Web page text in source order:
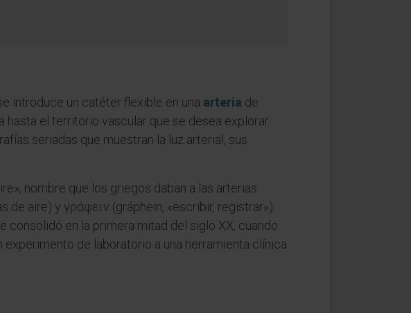
introduce un catéter flexible en una arteria de
hasta el territorio vascular que se desea explorar.
seriadas que muestran la luz arterial, sus
nombre que los griegos daban a las arterias
aire) y γράφειν (gráphein, «escribir, registrar»).
consolidó en la primera mitad del siglo XX, cuando
de laboratorio a una herramienta clínica